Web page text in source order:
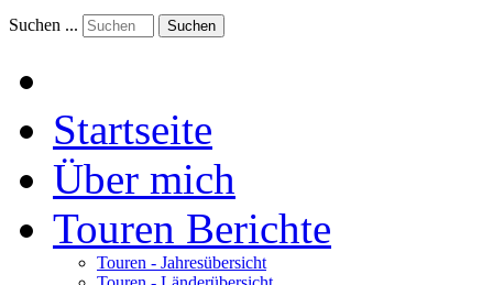
Suchen ... Suchen
Startseite
Über mich
Touren Berichte
Touren - Jahresübersicht